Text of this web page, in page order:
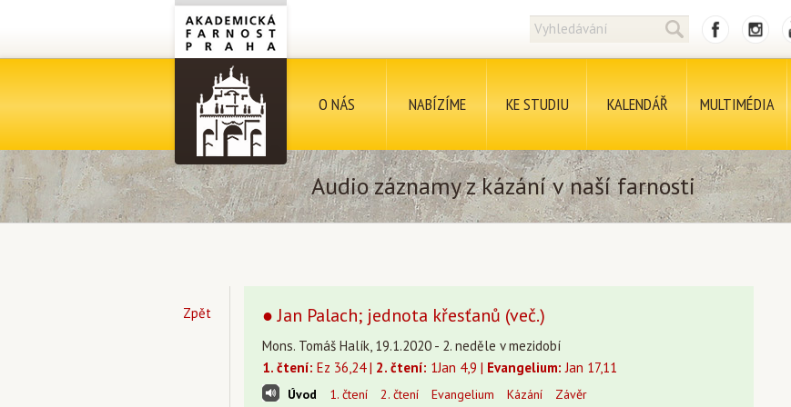
O NÁS NABÍZÍME KE STUDIU KALENDÁŘ MULTIMÉDIA
Audio záznamy z kázání v naší farnosti
Zpět ● Jan Palach; jednota křesťanů (več.)
Mons. Tomáš Halík, 19.1.2020 - 2. neděle v mezidobí
1. čtení: Ez 36,24 | 2. čtení: 1Jan 4,9 | Evangelium: Jan 17,11
Úvod 1. čtení 2. čtení Evangelium Kázání Závěr